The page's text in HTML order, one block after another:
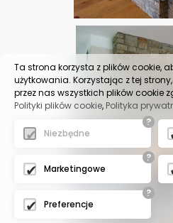
Ta strona korzysta z plików cookie,
użytkowania. Korzystając z tej
przez nas wszystkich plików cookie
Polityki plików cookie, Polityka
?
Niezbędne
?
Marketingowe
?
Preferencje